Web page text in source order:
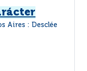
Aires : Desclée